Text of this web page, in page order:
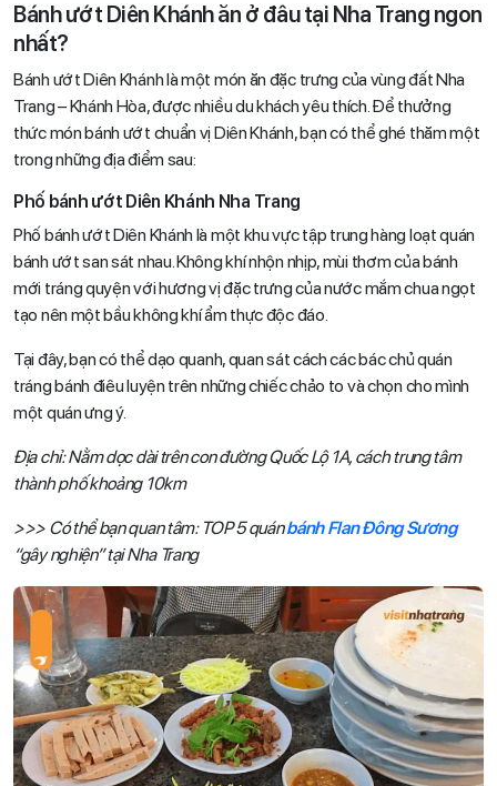
Bánh ướt Diên Khánh ăn ở đâu tại Nha Trang ngon
nhất?
Bánh ướt Diên Khánh là một món ăn đặc trưng của vùng đất Nha
Trang – Khánh Hòa, được nhiều du khách yêu thích. Để thưởng
thức món bánh ướt chuẩn vị Diên Khánh, bạn có thể ghé thăm một
trong những địa điểm sau:
Phố bánh ướt Diên Khánh Nha Trang
Phố bánh ướt Diên Khánh là một khu vực tập trung hàng loạt quán
bánh ướt san sát nhau. Không khí nhộn nhịp, mùi thơm của bánh
mới tráng quyện với hương vị đặc trưng của nước mắm chua ngọt
tạo nên một bầu không khí ẩm thực độc đáo.
Tại đây, bạn có thể dạo quanh, quan sát cách các bác chủ quán
tráng bánh điêu luyện trên những chiếc chảo to và chọn cho mình
một quán ưng ý.
Địa chỉ: Nằm dọc dài trên con đường Quốc Lộ 1A, cách trung tâm
thành phố khoảng 10km
>>> Có thể bạn quan tâm: TOP 5 quánbánh Flan Đông Sương
“gây nghiện” tại Nha Trang